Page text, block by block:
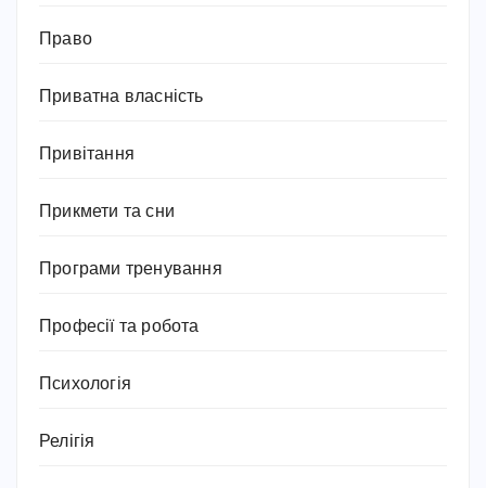
Право
Приватна власність
Привітання
Прикмети та сни
Програми тренування
Професії та робота
Психологія
Релігія